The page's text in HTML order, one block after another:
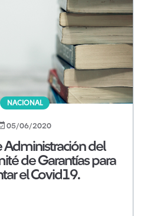
NACIONAL
05/06/2020
Administración del
de Garantías para
el Covid19.